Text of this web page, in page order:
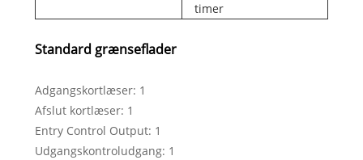
timer
Standard grænseflader
Adgangskortlæser: 1
Afslut kortlæser: 1
Entry Control Output: 1
Udgangskontroludgang: 1